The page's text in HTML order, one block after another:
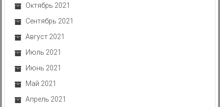
Октябрь 2021
Сентябрь 2021
Август 2021
Июль 2021
Июнь 2021
Май 2021
Апрель 2021